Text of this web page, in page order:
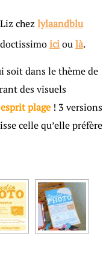
chez lylaandblu
icioulà.
soit dans le thème de
des visuels
plage ! 3 versions
celle qu’elle préfère